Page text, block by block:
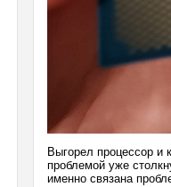
Выгорел процессор и
проблемой уже
именно связана